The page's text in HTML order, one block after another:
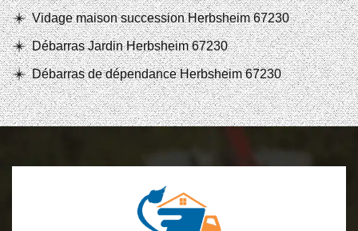
Vidage maison succession Herbsheim 67230
Débarras Jardin Herbsheim 67230
Débarras de dépendance Herbsheim 67230